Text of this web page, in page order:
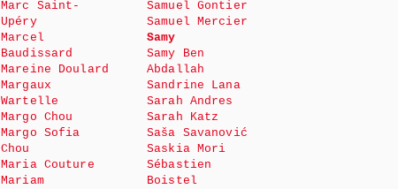
Marc Saint-
Upéry
Marcel
Baudissard
Mareine Doulard
Margaux
Wartelle
Margo Chou
Margo Sofia
Chou
Maria Couture
Mariam
Samuel Gontier
Samuel Mercier
Samy
Samy Ben
Abdallah
Sandrine Lana
Sarah Andres
Sarah Katz
Saša Savanović
Saskia Mori
Sébastien
Boistel